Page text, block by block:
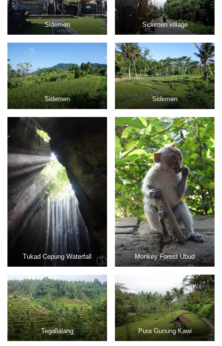
Sidemen Sidemen village
Sidemen Sidemen
Tukad Cepung Waterfall Monkey Forest Ubud
Tegallalang Pura Gunung Kawi